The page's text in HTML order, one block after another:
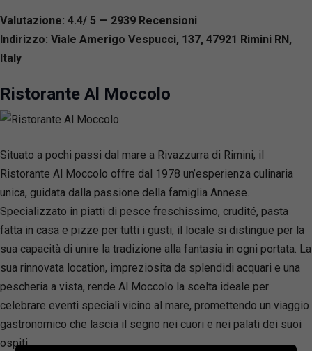
Valutazione: 4.4/ 5 — 2939 Recensioni
Indirizzo: Viale Amerigo Vespucci, 137, 47921 Rimini RN,
Italy
Ristorante Al Moccolo
Situato a pochi passi dal mare a Rivazzurra di Rimini, il
Ristorante Al Moccolo offre dal 1978 un’esperienza culinaria
unica, guidata dalla passione della famiglia Annese.
Specializzato in piatti di pesce freschissimo, crudité, pasta
fatta in casa e pizze per tutti i gusti, il locale si distingue per la
sua capacità di unire la tradizione alla fantasia in ogni portata. La
sua rinnovata location, impreziosita da splendidi acquari e una
pescheria a vista, rende Al Moccolo la scelta ideale per
celebrare eventi speciali vicino al mare, promettendo un viaggio
gastronomico che lascia il segno nei cuori e nei palati dei suoi
ospiti.